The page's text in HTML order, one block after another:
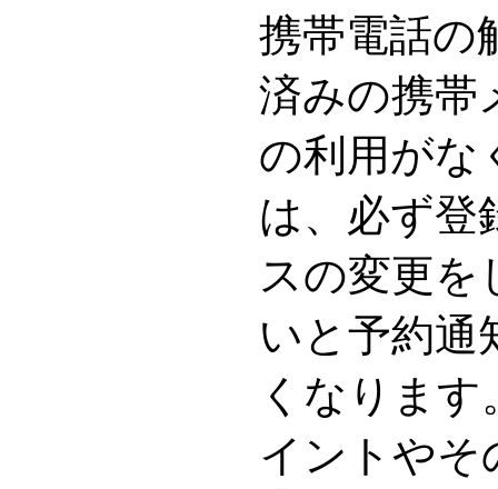
携帯電話の
済みの携帯
の利用がな
は、必ず登
スの変更を
いと予約通
くなりま
イントやそ